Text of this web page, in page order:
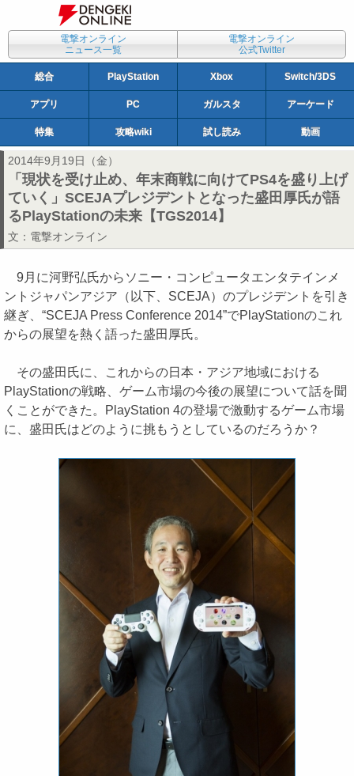
電撃オンライン
ニュース一覧
電撃オンライン
公式Twitter
総合 PlayStation Xbox Switch/3DS
アプリ PC ガルスタ アーケード
特集 攻略wiki 試し読み 動画
2014年9月19日（金）
「現状を受け止め、年末商戦に向けてPS4を盛り上げ
ていく」SCEJAプレジデントとなった盛田厚氏が語
るPlayStationの未来【TGS2014】
文： 電撃オンライン
9月に河野弘氏からソニー・コンピュータエンタテインメ
ントジャパンアジア（以下、SCEJA）のプレジデントを引き
継ぎ、“SCEJA Press Conference 2014”でPlayStationのこれ
からの展望を熱く語った盛田厚氏。
その盛田氏に、これからの日本・アジア地域における
PlayStationの戦略、ゲーム市場の今後の展望について話を聞
くことができた。PlayStation 4の登場で激動するゲーム市場
に、盛田氏はどのように挑もうとしているのだろうか？